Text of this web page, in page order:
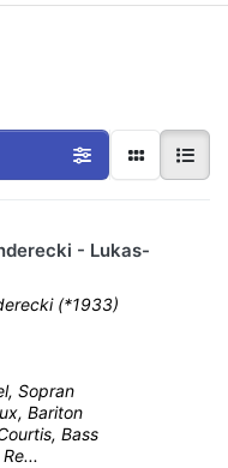
- Lukas-
(*1933)
Sopran
Bariton
Bass